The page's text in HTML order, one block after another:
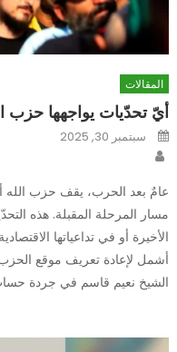
المقالات
أيّ تحدّيات يواجهها حزب
Posted
onسبتمبر 30, 2025
عامٌ بعد الحرب، يقف حزب الله
مسار المرحلة المقبلة. هذه
الأخيرة أو في تداعياتها
أشمل لإعادة تعريف موقع الحزب
الشيخ نعيم قاسم في جردة